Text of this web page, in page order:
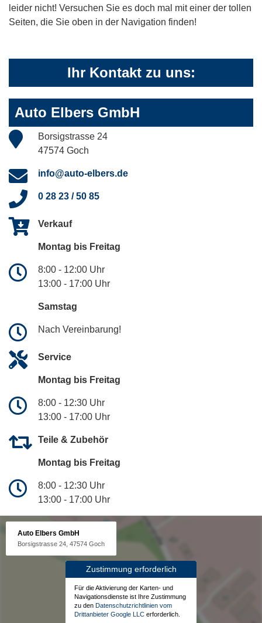
leider nicht! Versuchen Sie es doch mal mit einer der tollen
Seiten, die Sie oben in der Navigation finden!
Ihr Kontakt zu uns:
Auto Elbers GmbH
Borsigstrasse 24
47574 Goch
info@auto-elbers.de
0 28 23 / 50 85
Verkauf
Montag bis Freitag
8:00 - 12:00 Uhr
13:00 - 17:00 Uhr
Samstag
Nach Vereinbarung!
Service
Montag bis Freitag
8:00 - 12:30 Uhr
13:00 - 17:00 Uhr
Teile & Zubehör
Montag bis Freitag
8:00 - 12:30 Uhr
13:00 - 17:00 Uhr
Auto Elbers GmbH
Borsigstrasse 24, 47574 Goch
Zustimmung erforderlich
Für die Aktivierung der Karten- und
Navigationsdienste ist Ihre Zustimmung
zu den Datenschutzrichtlinien vom
Drittanbieter Google LLC erforderlich.